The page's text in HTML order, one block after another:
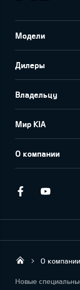
Модели
Дилеры
Владельцу
Мир KIA
О компании
Facebook
KIA AUTO AS
О компании
Новые